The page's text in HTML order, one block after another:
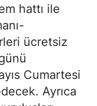
hattı ile
ücretsiz
Cumartesi
Ayrıca